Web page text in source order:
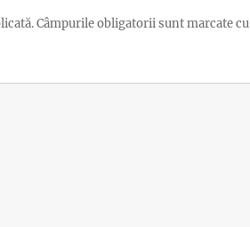
Câmpurile obligatorii sunt marcate cu